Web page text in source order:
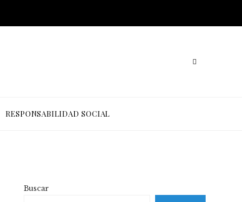
RESPONSABILIDAD SOCIAL
Buscar